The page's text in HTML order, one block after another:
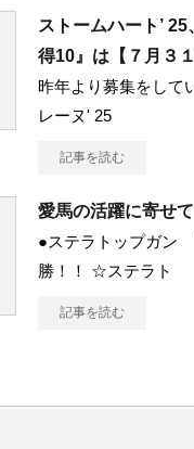
ストームハート’
得10』は【７月３
昨年より募集をして
レーヌ' 25
記事を読む
愛馬の活躍に寄せ
●ステラトップガン
勝！！ ☆ステラト
記事を読む